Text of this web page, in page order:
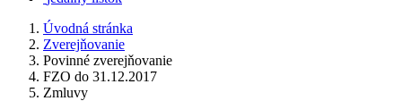
Úvodná stránka
Zverejňovanie
Povinné zverejňovanie
FZO do 31.12.2017
Zmluvy